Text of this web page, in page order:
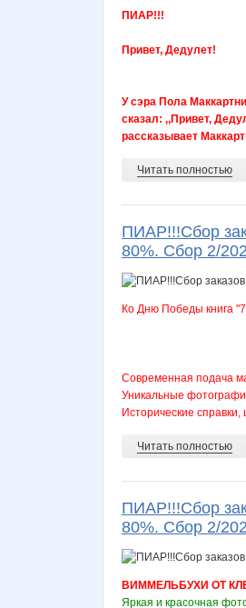
ПИАР!!!
Привет, Дедулет!
У сэра Пола
сказал: ,,Привет,
рассказывает
Читать полностью
ПИАР!!!Сбор
80%. Сбор 2/
Ко Дню Победы книга
Современная подача
Уникальные
Исторические
Читать полностью
ПИАР!!!Сбор
80%. Сбор 2/
ВИММЕЛЬБУХИ ОТ
Яркая и красочная